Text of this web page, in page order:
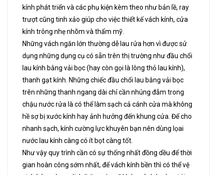
kính phát triển và các phụ kiện kèm theo như bản lề, ray
trượt cũng tinh xảo giúp cho việc thiết kế vách kính, cửa
kính trông nhẹ nhõm và thẩm mỹ.
Những vách ngăn lớn thường dễ lau rửa hơn vì được sử
dụng những dụng cụ có sẵn trên thị trường như đầu chổi
lau kính bằng vải bọc (hay còn gọi là lông thỏ lau kính),
thanh gạt kính. Những chiếc đầu chổi lau bằng vải bọc
trên những thanh ngang dài chỉ cần nhúng đẫm trong
chậu nước rửa là có thể làm sạch cả cánh cửa mà không
hề sợ bị xước kính hay ảnh hưởng đến khung cửa. Để cho
nhanh sạch, kính cường lực khuyên bạn nên dùng lọai
nước lau kính càng có ít bọt càng tốt.
Như vậy quy trình cần có sự thống nhất đồng dều để thời
gian hoàn công sớm nhất, để vách kính bền thì có thể vệ